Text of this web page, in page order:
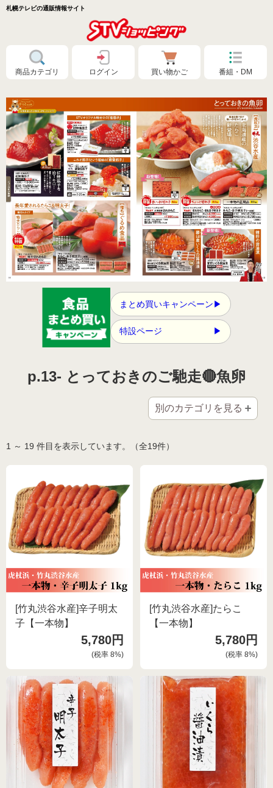
札幌テレビの通販情報サイト
商品カテゴリ
特別価格❗
食品🚚まとめ買いで送料無料（カタログ）
食品🚚グルメ直送便（カタログ）
河村通夫 考案❗（カタログ）
レジェンド松下コーナー
生活用品
お酒
DVD 書籍
会社概要
ご利用ガイド
利用規約
個人情報の取り扱いについて
特定商取引法に基づく表記
よくある質問
ログイン 買い物かご 番組・DM
トクセン❗どさんこ市場
どさんこ市場（金曜日）
どさんこくんグッズ
会社概要
ご利用ガイド
お問い合わせ
利用規約
個人情報の取り扱いについて
特定商取引法に基づく表記
よくある質問
カスタマーハラスメントについて
まとめ買いキャンペーン▶
特設ページ ▶
p.13- とっておきのご馳走🔴魚卵
別のカテゴリを見る
1 ～ 19 件目を表示しています。（全19件）
[竹丸渋谷水産]辛子明太
子【一本物】
5,780円
(税率8%)
[竹丸渋谷水産]たらこ
【一本物】
5,780円
(税率 8%)